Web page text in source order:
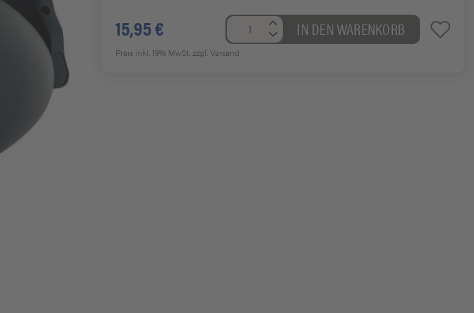
15,95 € IN DEN WARENKORB
Preis inkl. 19% MwSt.zzgl. Versand